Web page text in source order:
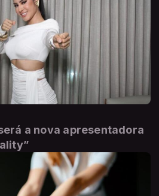
a nova apresentadora